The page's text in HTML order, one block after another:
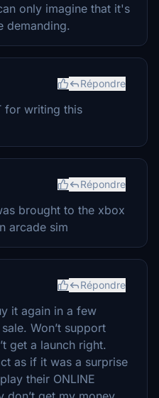
only imagine that it's
demanding.
Répondre
for writing this
Répondre
brought to the xbox
arcade sim
Répondre
it again in a few
Won’t support
get a launch right.
as if it was a surprise
their ONLINE